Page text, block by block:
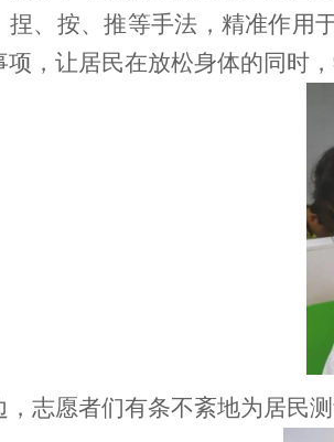
捏、按、推等手法，精准作用
项，让居民在放松身体的同时
，志愿者们有条不紊地为居民